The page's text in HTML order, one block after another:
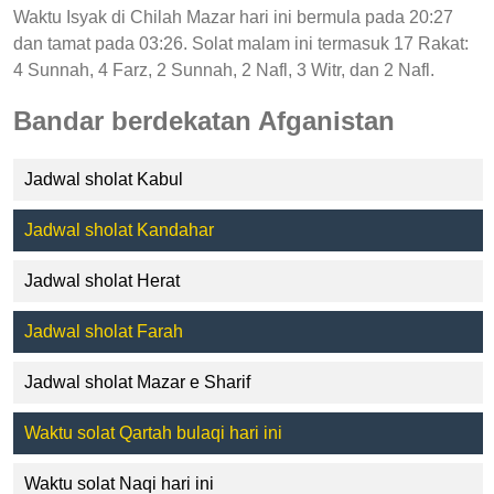
Waktu Isyak di Chilah Mazar hari ini bermula pada 20:27
dan tamat pada 03:26. Solat malam ini termasuk 17 Rakat:
4 Sunnah, 4 Farz, 2 Sunnah, 2 Nafl, 3 Witr, dan 2 Nafl.
Bandar berdekatan Afganistan
Jadwal sholat Kabul
Jadwal sholat Kandahar
Jadwal sholat Herat
Jadwal sholat Farah
Jadwal sholat Mazar e Sharif
Waktu solat Qartah bulaqi hari ini
Waktu solat Naqi hari ini